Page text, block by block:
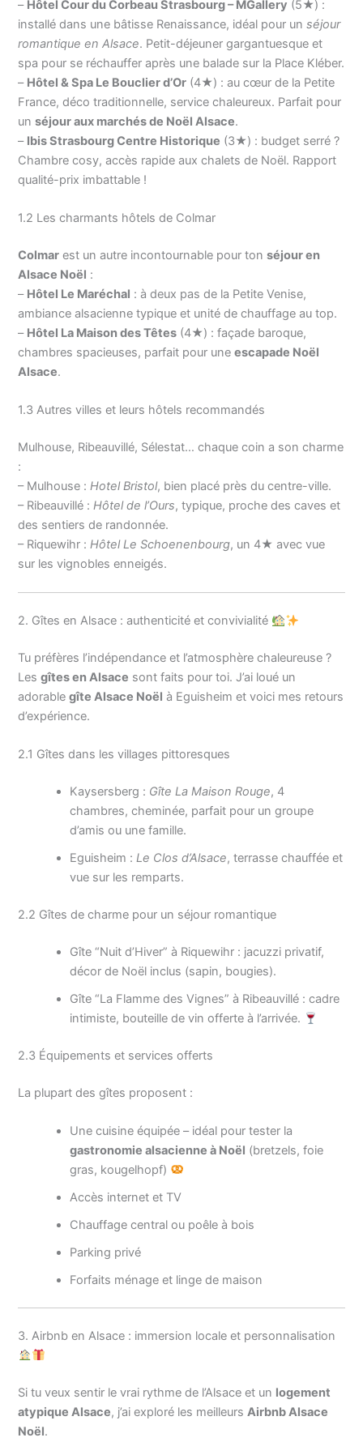
– Hôtel Cour du Corbeau Strasbourg – MGallery (5★) :
installé dans une bâtisse Renaissance, idéal pour unséjour
romantique en Alsace. Petit-déjeuner gargantuesque et
spa pour se réchauffer après une balade sur la Place Kléber.
– Hôtel & Spa Le Bouclier d’Or (4★) : au cœur de la Petite
France, déco traditionnelle, service chaleureux. Parfait pour
unséjour aux marchés de Noël Alsace.
– Ibis Strasbourg Centre Historique (3★) : budget serré ?
Chambre cosy, accès rapide aux chalets de Noël. Rapport
qualité-prix imbattable !
1.2 Les charmants hôtels de Colmar
Colmar est un autre incontournable pour tonséjour en
Alsace Noël :
– Hôtel Le Maréchal : à deux pas de la Petite Venise,
ambiance alsacienne typique et unité de chauffage au top.
– Hôtel La Maison des Têtes (4★) : façade baroque,
chambres spacieuses, parfait pour uneescapade Noël
Alsace.
1.3 Autres villes et leurs hôtels recommandés
Mulhouse, Ribeauvillé, Sélestat… chaque coin a son charme
:
– Mulhouse :Hotel Bristol, bien placé près du centre-ville.
– Ribeauvillé :Hôtel de l’Ours, typique, proche des caves et
des sentiers de randonnée.
– Riquewihr :Hôtel Le Schoenenbourg, un 4★ avec vue
sur les vignobles enneigés.
2. Gîtes en Alsace : authenticité et convivialité
Tu préfères l’indépendance et l’atmosphère chaleureuse ?
Lesgîtes en Alsace sont faits pour toi. J’ai loué un
adorablegîte Alsace Noël à Eguisheim et voici mes retours
d’expérience.
2.1 Gîtes dans les villages pittoresques
Kaysersberg : Gîte La Maison Rouge, 4
chambres, cheminée, parfait pour un groupe
d’amis ou une famille.
Eguisheim :Le Clos d’Alsace, terrasse chauffée et
vue sur les remparts.
2.2 Gîtes de charme pour un séjour romantique
Gîte “Nuit d’Hiver” à Riquewihr : jacuzzi privatif,
décor de Noël inclus (sapin, bougies).
Gîte “La Flamme des Vignes” à Ribeauvillé : cadre
intimiste, bouteille de vin offerte à l’arrivée.
2.3 Équipements et services offerts
La plupart des gîtes proposent :
Une cuisine équipée – idéal pour tester la
gastronomie alsacienne à Noël (bretzels, foie
gras, kougelhopf)
Accès internet et TV
Chauffage central ou poêle à bois
Parking privé
Forfaits ménage et linge de maison
3. Airbnb en Alsace : immersion locale et personnalisation
Si tu veux sentir le vrai rythme de l’Alsace et un logement
atypique Alsace, j’ai exploré les meilleursAirbnb Alsace
Noël.